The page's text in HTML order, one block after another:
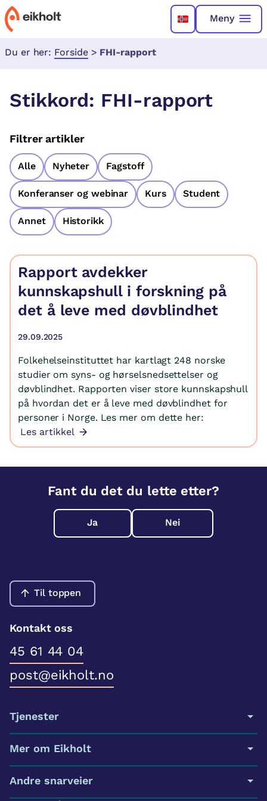
Meny
Du er her: Forside > FHI-rapport
Stikkord: FHI-rapport
Filtrer artikler
Alle Nyheter Fagstoff
Konferanser og webinar Kurs Student
Annet Historikk
Rapport avdekker
kunnskapshull i forskning på
det å leve med døvblindhet
29.09.2025
Folkehelseinstituttet har kartlagt 248 norske
studier om syns- og hørselsnedsettelser og
døvblindhet. Rapporten viser store kunnskapshull
på hvordan det er å leve med døvblindhet for
personer i Norge. Les mer om dette her:
Les artikkel
Fant du det du lette etter?
Ja Nei
Til toppen
Kontakt oss
45 61 44 04
post@eikholt.no
Tjenester
Mer om Eikholt
Andre snarveier